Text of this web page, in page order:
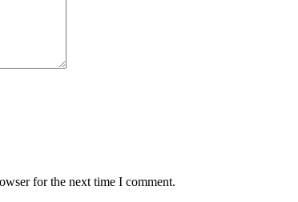
for the next time I comment.